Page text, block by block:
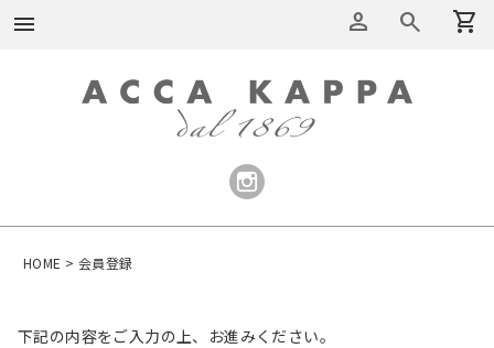
menu person search shopping_cart
HOME 会員登録
下記の内容をご入力の上、お進みください。